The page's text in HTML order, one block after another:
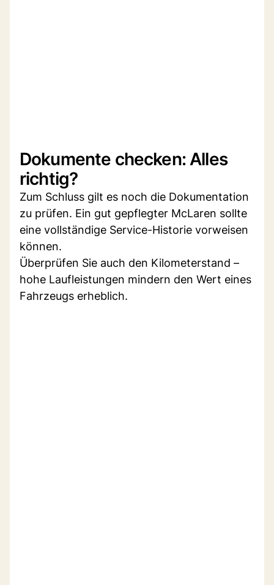
Dokumente checken: Alles
richtig?
Zum Schluss gilt es noch die Dokumentation
zu prüfen. Ein gut gepflegter McLaren sollte
eine vollständige Service-Historie vorweisen
können.
Überprüfen Sie auch den Kilometerstand –
hohe Laufleistungen mindern den Wert eines
Fahrzeugs erheblich.